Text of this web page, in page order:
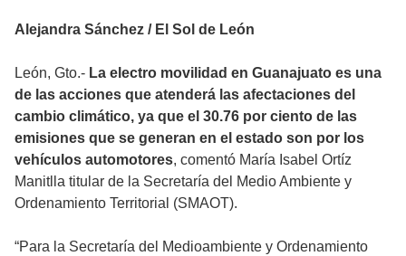
Alejandra Sánchez / El Sol de León
León, Gto.- La electro movilidad en Guanajuato es una
de las acciones que atenderá las afectaciones del
cambio climático, ya que el 30.76 por ciento de las
emisiones que se generan en el estado son por los
vehículos automotores, comentó María Isabel Ortíz
Manitlla titular de la Secretaría del Medio Ambiente y
Ordenamiento Territorial (SMAOT).
“Para la Secretaría del Medioambiente y Ordenamiento